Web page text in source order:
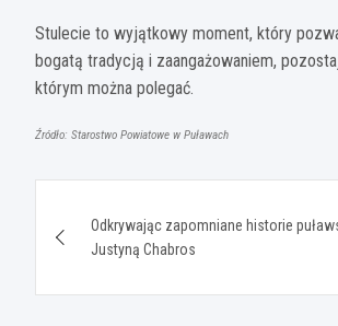
Stulecie to wyjątkowy moment, który
bogatą tradycją i zaangażowaniem,
którym można polegać.
Źródło: Starostwo Powiatowe w Puławach
wpisu
Odkrywając zapomniane historie
Justyną Chabros